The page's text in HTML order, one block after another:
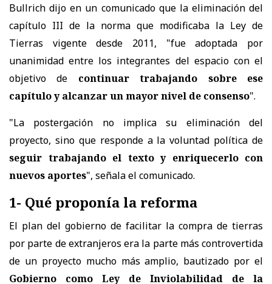
Bullrich dijo en un comunicado que la eliminación del
capítulo III de la norma que modificaba la Ley de
Tierras vigente desde 2011, "fue adoptada por
unanimidad entre los integrantes del espacio con el
objetivo de continuar trabajando sobre ese
capítulo y alcanzar un mayor nivel de consenso".
"La postergación no implica su eliminación del
proyecto, sino que responde a la voluntad política de
seguir trabajando el texto y enriquecerlo con
nuevos aportes", señala el comunicado.
1- Qué proponía la reforma
El plan del gobierno de facilitar la compra de tierras
por parte de extranjeros era la parte más controvertida
de un proyecto mucho más amplio, bautizado por el
Gobierno como Ley de Inviolabilidad de la